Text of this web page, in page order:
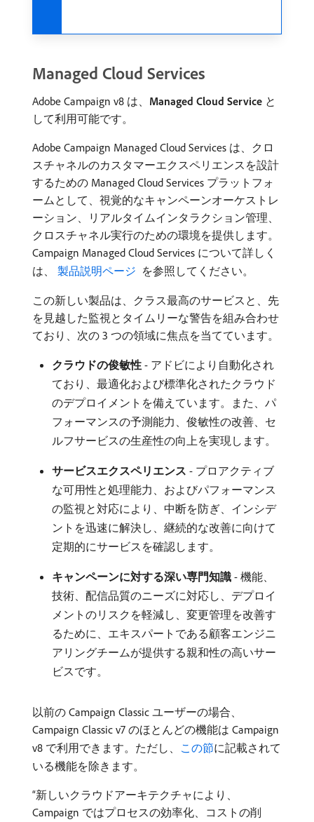
Managed Cloud Services
Adobe Campaign v8 は、 Managed Cloud Service と
して利用可能です。
Adobe Campaign Managed Cloud Services は、クロ
スチャネルのカスタマーエクスペリエンスを設計
するための Managed Cloud Services プラットフォ
ームとして、視覚的なキャンペーンオーケストレ
ーション、リアルタイムインタラクション管理、
クロスチャネル実行のための環境を提供します。
Campaign Managed Cloud Services について詳しく
は、
​ 製品説明ページ ​ を参照してください。
この新しい製品は、クラス最高のサービスと、先
を見越した監視とタイムリーな警告を組み合わせ
ており、次の 3 つの領域に焦点を当てています。
クラウドの俊敏性 - アドビにより自動化され
ており、最適化および標準化されたクラウド
のデプロイメントを備えています。また、パ
フォーマンスの予測能力、俊敏性の改善、セ
ルフサービスの生産性の向上を実現します。
サービスエクスペリエンス - プロアクティブ
な可用性と処理能力、およびパフォーマンス
の監視と対応により、中断を防ぎ、インシデ
ントを迅速に解決し、継続的な改善に向けて
定期的にサービスを確認します。
キャンペーンに対する深い専門知識 - 機能、
技術、配信品質のニーズに対応し、デプロイ
メントのリスクを軽減し、変更管理を改善す
るために、エキスパートである顧客エンジニ
アリングチームが提供する親和性の高いサー
ビスです。
以前の Campaign Classic ユーザーの場合、
Campaign Classic v7 のほとんどの機能は Campaign
v8 で利用できます。ただし、 この節に記載されて
いる機能を除きます。
新しいクラウドアーキテクチャにより、
Campaign ではプロセスの効率化、コストの削